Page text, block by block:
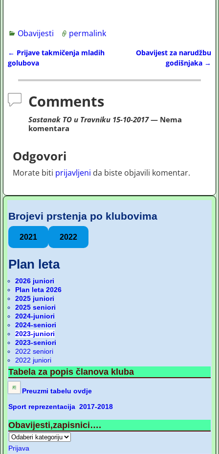
Obavijesti permalink
Post navigation
← Prijave takmičenja mladih
golubova
Obavijest za narudžbu
godišnjaka →
Comments
Sastanak TO u Travniku 15-10-2017— Nema
komentara
Odgovori
Morate biti prijavljeni da biste objavili komentar.
Brojevi prstenja po klubovima
2021 2022
Plan leta
2026 juniori
Plan leta 2026
2025 juniori
2025 seniori
2024-juniori
2024-seniori
2023-juniori
2023-seniori
2022 seniori
2022 juniori
Tabela za popis članova kluba
Preuzmi tabelu ovdje
Sport reprezentacija 2017-2018
Obavijesti,zapisnici….
Prijava